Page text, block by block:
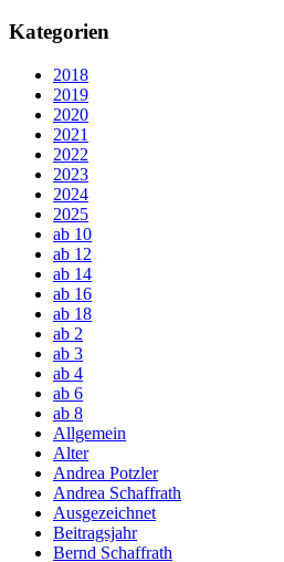
Kategorien
2018
2019
2020
2021
2022
2023
2024
2025
ab 10
ab 12
ab 14
ab 16
ab 18
ab 2
ab 3
ab 4
ab 6
ab 8
Allgemein
Alter
Andrea Potzler
Andrea Schaffrath
Ausgezeichnet
Beitragsjahr
Bernd Schaffrath